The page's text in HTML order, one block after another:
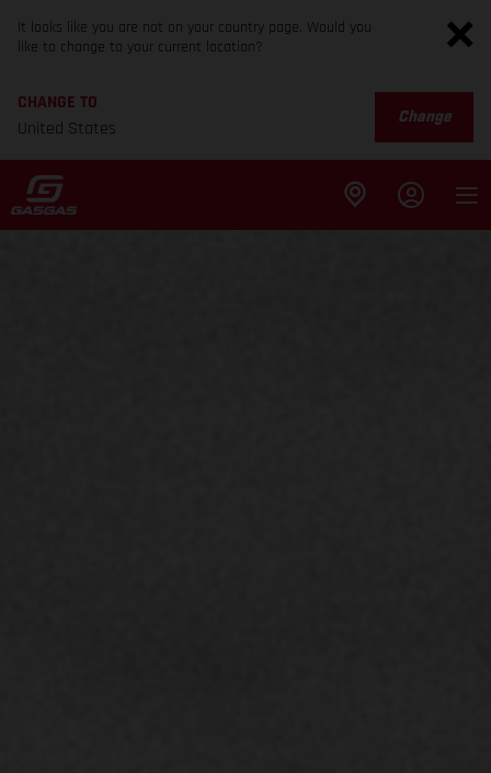
It looks like you are not on your country page. Would you
like to change to your current location?
CHANGE TO
United States
Change